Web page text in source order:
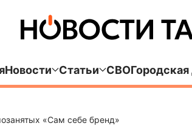
Новости Статьи СВО
«Сам себе бренд»